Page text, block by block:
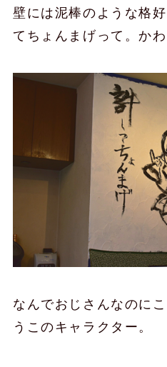
壁には泥棒のような格
てちょんまげって。かわ
なんでおじさんなのに
うこのキャラクター。